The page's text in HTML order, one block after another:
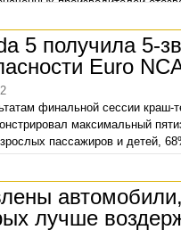
агентство NHTSA в
а организация Consumer
пожароопасности
5 получила 5-
Euro
финальной сессии краш-
максимальный
пассажиров и детей,
движения (пешеходов,
лучше